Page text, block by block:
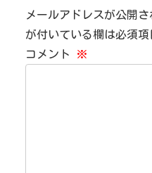
メールアドレスが公開さ
が付いている欄は必須項
コメント
※